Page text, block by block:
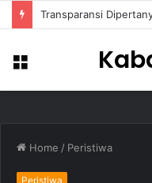
Menu
Home / Peristiwa
Peristiwa